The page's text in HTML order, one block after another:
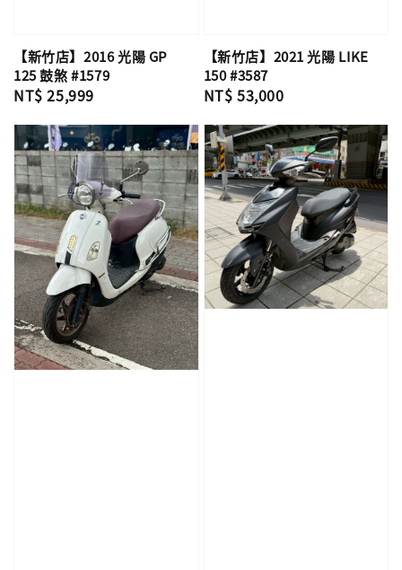
【新竹店】2016 光陽 GP
125 鼓煞 #1579
Regular
NT$ 25,999
【新竹店】2021 光陽 LIKE
150 #3587
Regular
NT$ 53,000